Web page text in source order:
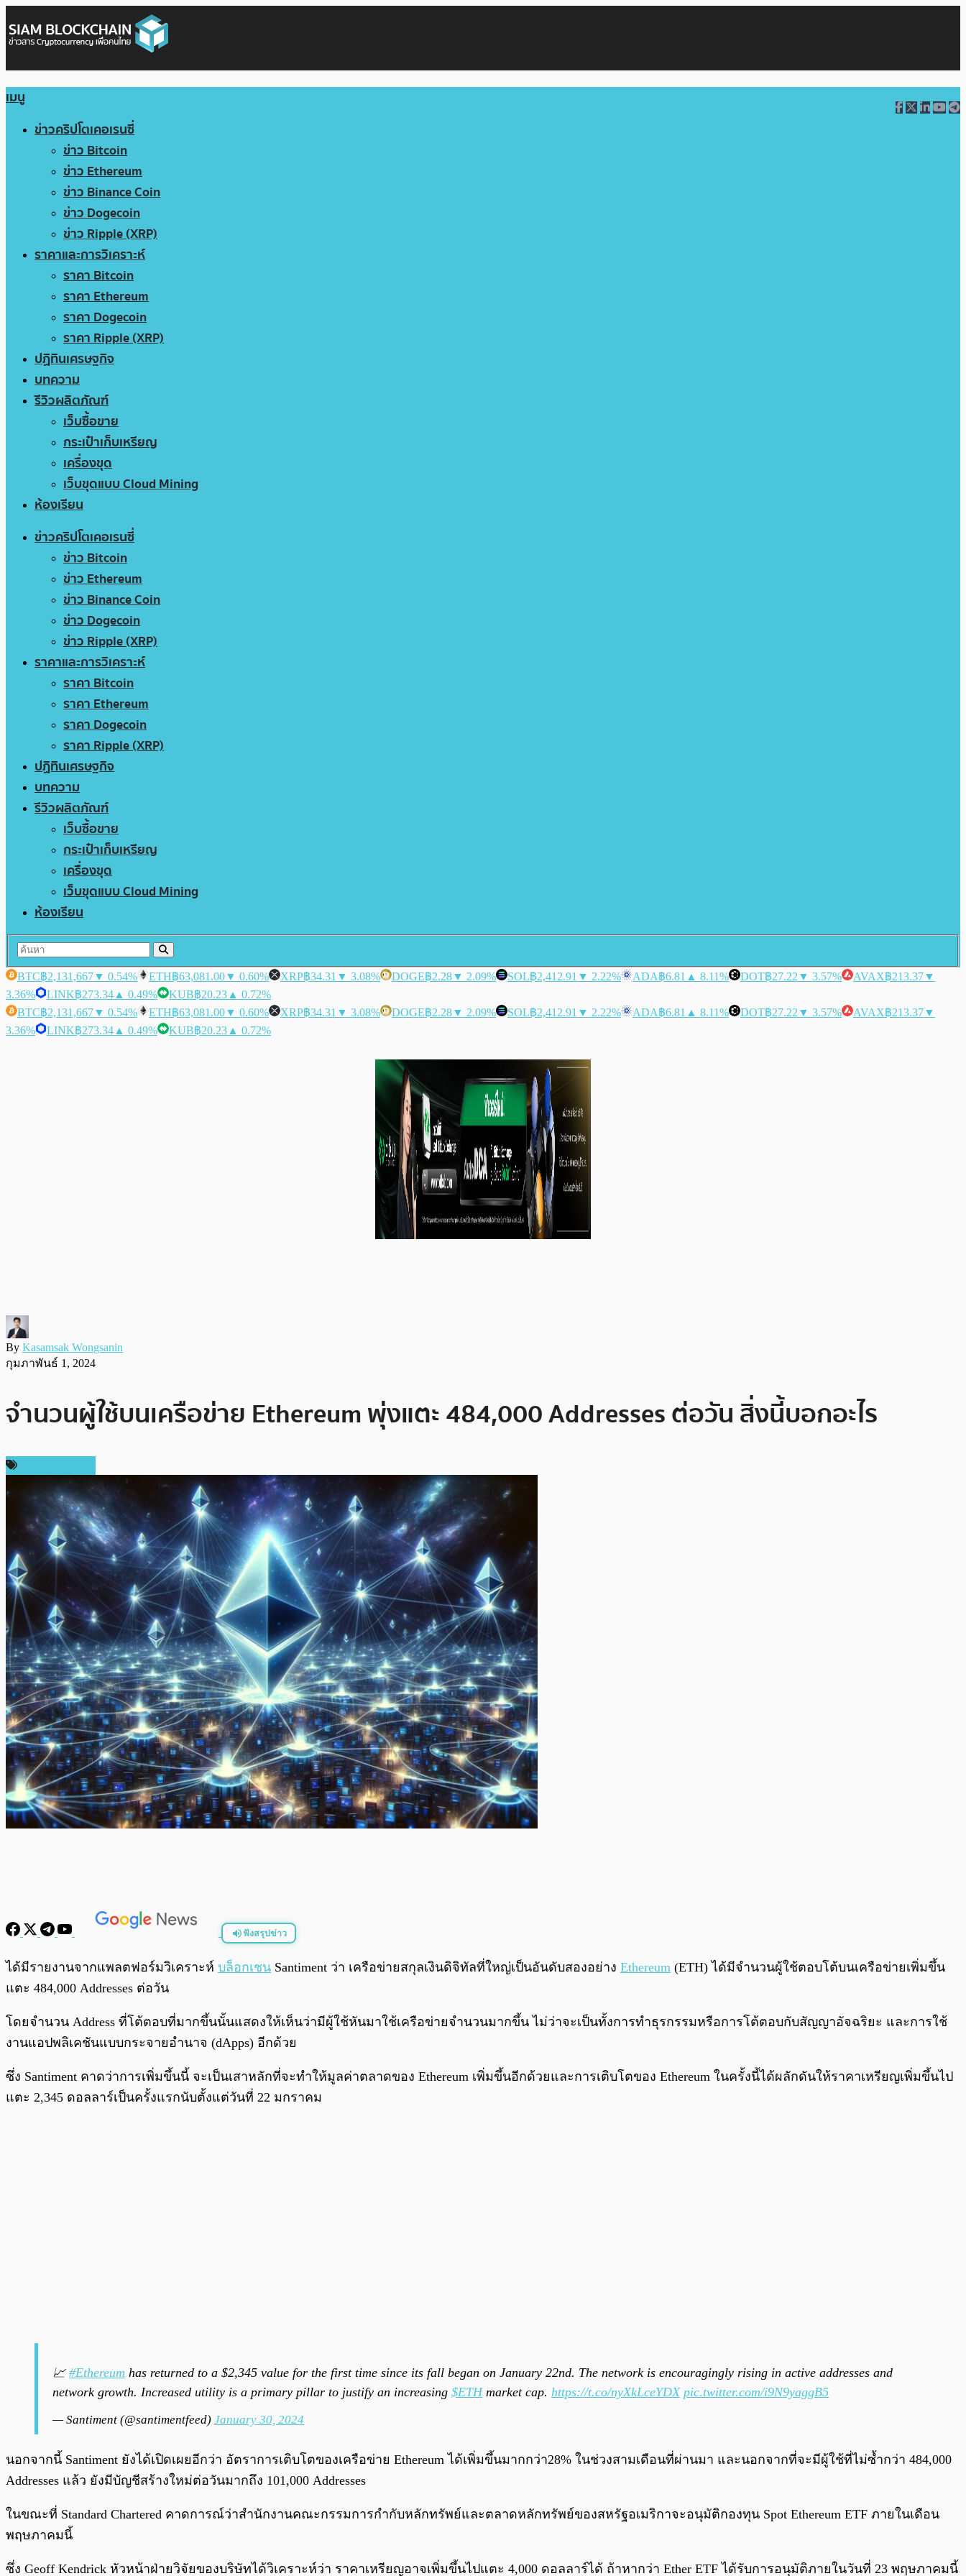
เมนู
ข่าวคริปโตเคอเรนซี่
ข่าว Bitcoin
ข่าว Ethereum
ข่าว Binance Coin
ข่าว Dogecoin
ข่าว Ripple (XRP)
ราคาและการวิเคราะห์
ราคา Bitcoin
ราคา Ethereum
ราคา Dogecoin
ราคา Ripple (XRP)
ปฏิทินเศรษฐกิจ
บทความ
รีวิวผลิตภัณฑ์
เว็บซื้อขาย
กระเป๋าเก็บเหรียญ
เครื่องขุด
เว็บขุดแบบ Cloud Mining
ห้องเรียน
ข่าวคริปโตเคอเรนซี่
ข่าว Bitcoin
ข่าว Ethereum
ข่าว Binance Coin
ข่าว Dogecoin
ข่าว Ripple (XRP)
ราคาและการวิเคราะห์
ราคา Bitcoin
ราคา Ethereum
ราคา Dogecoin
ราคา Ripple (XRP)
ปฏิทินเศรษฐกิจ
บทความ
รีวิวผลิตภัณฑ์
เว็บซื้อขาย
กระเป๋าเก็บเหรียญ
เครื่องขุด
เว็บขุดแบบ Cloud Mining
ห้องเรียน
BTC฿2,131,667▼ 0.54% ETH฿63,081.00▼ 0.60% XRP฿34.31 ▼ 3.08% DOGE฿2.28▼ 2.09% SOL฿2,412.91 ▼ 2.22% ADA฿6.81 ▲ 8.11% DOT฿27.22 ▼ 3.57% AVAX฿213.37▼
3.36%
LINK฿273.34 ▲ 0.49% KUB฿20.23 ▲ 0.72%
BTC฿2,131,667▼ 0.54% ETH฿63,081.00▼ 0.60% XRP฿34.31 ▼ 3.08% DOGE฿2.28▼ 2.09% SOL฿2,412.91 ▼ 2.22% ADA฿6.81 ▲ 8.11% DOT฿27.22 ▼ 3.57% AVAX฿213.37▼
3.36%
LINK฿273.34 ▲ 0.49% KUB฿20.23 ▲ 0.72%
By Kasamsak Wongsanin
กุมภาพันธ์ 1, 2024
จำนวนผู้ใช้บนเครือข่าย Ethereum พุ่งแตะ 484,000 Addresses ต่อวัน สิ่งนี้บอกอะไร
ฟังสรุปข่าว
0:00 /
ได้มีรายงานจากแพลตฟอร์มวิเคราะห์ บล็อกเชน Santiment ว่า เครือข่ายสกุลเงินดิจิทัลที่ใหญ่เป็นอันดับสองอย่าง Ethereum (ETH) ได้มีจำนวนผู้ใช้ตอบโต้บนเครือข่ายเพิ่มขึ้น
แตะ 484,000 Addresses ต่อวัน
โดยจำนวน Address ที่โต้ตอบที่มากขึ้นนั้นแสดงให้เห็นว่ามีผู้ใช้หันมาใช้เครือข่ายจำนวนมากขึ้น ไม่ว่าจะเป็นทั้งการทำธุรกรรมหรือการโต้ตอบกับสัญญาอัจฉริยะ และการใช้
งานแอปพลิเคชันแบบกระจายอำนาจ (dApps) อีกด้วย
ซึ่ง Santiment คาดว่าการเพิ่มขึ้นนี้ จะเป็นเสาหลักที่จะทำให้มูลค่าตลาดของ Ethereum เพิ่มขึ้นอีกด้วยและการเติบโตของ Ethereum ในครั้งนี้ได้ผลักดันให้ราคาเหรียญเพิ่มขึ้นไป
แตะ 2,345 ดอลลาร์เป็นครั้งแรกนับตั้งแต่วันที่ 22 มกราคม
📈 #Ethereum has returned to a $2,345 value for the first time since its fall began on January 22nd. The network is encouragingly rising in active addresses and
network growth. Increased utility is a primary pillar to justify an increasing $ETHmarket cap. https://t.co/nyXkLceYDX pic.twitter.com/i9N9yaggB5
— Santiment (@santimentfeed) January 30, 2024
นอกจากนี้ Santiment ยังได้เปิดเผยอีกว่า อัตราการเติบโตของเครือข่าย Ethereum ได้เพิ่มขึ้นมากกว่า28% ในช่วงสามเดือนที่ผ่านมา และนอกจากที่จะมีผู้ใช้ที่ไม่ซ้ำกว่า 484,000
Addresses แล้ว ยังมีบัญชีสร้างใหม่ต่อวันมากถึง 101,000 Addresses
ในขณะที่ Standard Chartered คาดการณ์ว่าสำนักงานคณะกรรมการกำกับหลักทรัพย์และตลาดหลักทรัพย์ของสหรัฐอเมริกาจะอนุมัติกองทุน Spot Ethereum ETF ภายในเดือน
พฤษภาคมนี้
ซึ่ง Geoff Kendrick หัวหน้าฝ่ายวิจัยของบริษัทได้วิเคราะห์ว่า ราคาเหรียญอาจเพิ่มขึ้นไปแตะ 4,000 ดอลลาร์ได้ ถ้าหากว่า Ether ETF ได้รับการอนุมัติภายในวันที่ 23 พฤษภาคมนี้